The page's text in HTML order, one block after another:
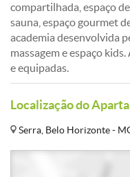
compartilhada, espaço
sauna, espaço gourmet
academia desenvolvida
massagem e espaço
e equipadas.
Localização do
Serra, Belo Horizonte -